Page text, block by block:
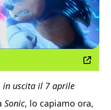
in uscita il 7 aprile
Sonic, lo capiamo ora,